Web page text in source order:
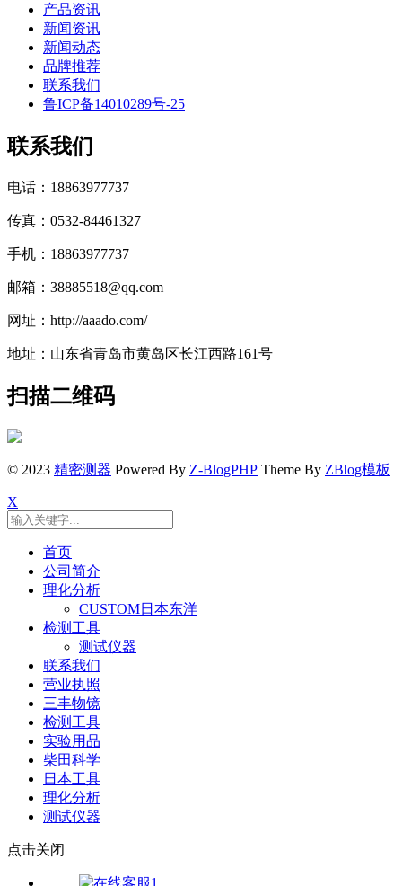
产品资讯
新闻资讯
新闻动态
品牌推荐
联系我们
鲁ICP备14010289号-25
联系我们
电话：18863977737
传真：0532-84461327
手机：18863977737
邮箱：38885518@qq.com
网址：http://aaado.com/
地址：山东省青岛市黄岛区长江西路161号
扫描二维码
© 2023 精密测器 Powered By Z-BlogPHP Theme By ZBlog模板
X
首页
公司简介
理化分析
CUSTOM日本东洋
检测工具
测试仪器
联系我们
营业执照
三丰物镜
检测工具
实验用品
柴田科学
日本工具
理化分析
测试仪器
点击关闭